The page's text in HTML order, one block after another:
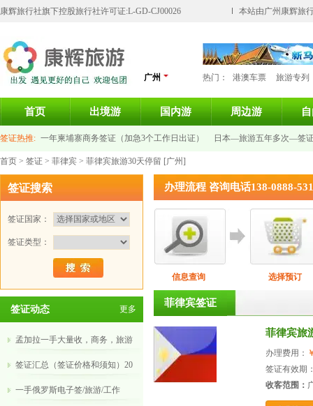
康辉旅行社旗下控股旅行社许可证:L-GD-CJ00026 本站由广州康辉旅
广州 热门： 港澳车票 旅游专列
首页 出境游 国内游 周边游
签证热推: 一年柬埔寨商务签证（加急3个工作日出证） 日本—旅游五年多次—签
意大利签证-个人旅游签证 新加坡旅游签证 泰国签证
首页 > 签证 > 菲律宾 > 菲律宾旅游30天停留 [广州]
签证搜索
签证国家：
签证类型：
签证动态 更多
孟加拉一手大量收，商务，旅游
签证汇总（签证价格和须知）20
​一手俄罗斯电子签/旅游/工作
办理流程 咨询电话138-0888-
信息查询 选择预订
菲律宾签证
菲律宾旅
办理费用：
签证有效期
收客范围：